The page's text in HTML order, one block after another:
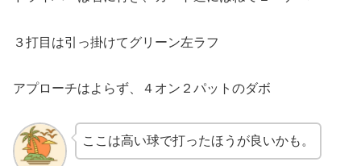
３打目は引っ掛けてグリーン左ラフ
アプローチはよらず、４オン２パットのダボ
ここは高い球で打ったほうが良いかも。